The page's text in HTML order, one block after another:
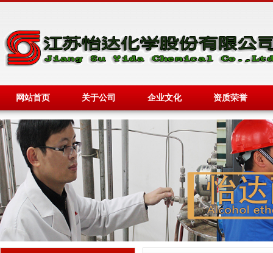
网站首页 关于公司 企业文化 资质荣誉